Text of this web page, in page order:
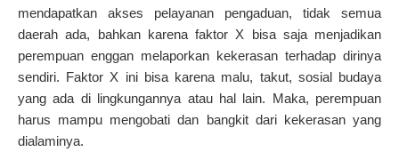
mendapatkan akses pelayanan pengaduan, tidak semua
daerah ada, bahkan karena faktor X bisa saja menjadikan
perempuan enggan melaporkan kekerasan terhadap dirinya
sendiri. Faktor X ini bisa karena malu, takut, sosial budaya
yang ada di lingkungannya atau hal lain. Maka, perempuan
harus mampu mengobati dan bangkit dari kekerasan yang
dialaminya.